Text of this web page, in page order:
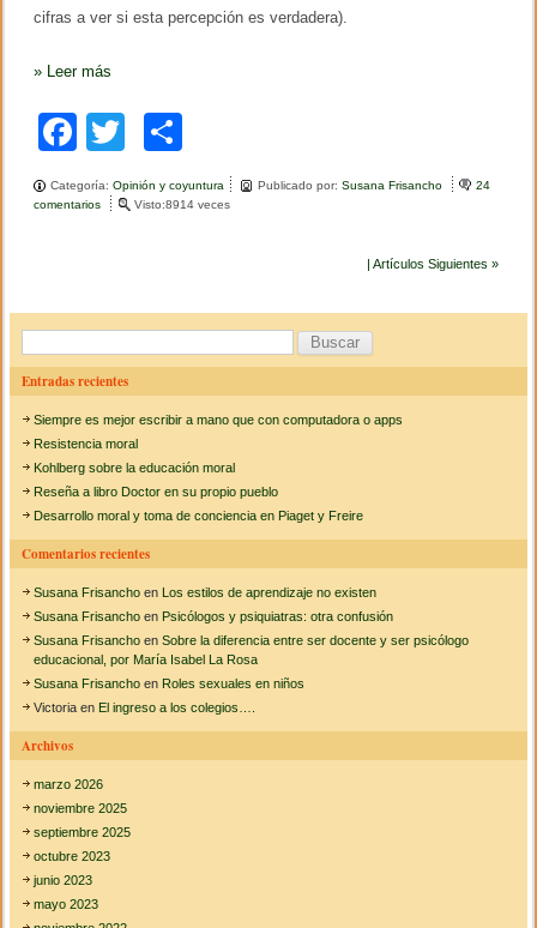
cifras a ver si esta percepción es verdadera).
» Leer más
F
a
c
o
o
k
wi
tt
m
tir
Categoría:Opinión y coyuntura Publicado por:Susana Frisancho
24
comentarios
s
i
t
o
l
a
h
m
o
s
u
a
l
i
d
e
a
e
Visto:8914 veces
| Artículos Siguientes »
u
c
a
Entradas recientes
Siempre es mejor escribir a mano que con computadora o apps
Resistencia moral
Kohlberg sobre la educación moral
Reseña a libro Doctor en su propio pueblo
Desarrollo moral y toma de conciencia en Piaget y Freire
Comentarios recientes
Susana Frisancho enLos estilos de aprendizaje no existen
Susana Frisancho enPsicólogos y psiquiatras: otra confusión
Susana Frisancho enSobre la diferencia entre ser docente y ser psicólogo
educacional, por María Isabel La Rosa
Susana Frisancho enRoles sexuales en niños
Victoria enEl ingreso a los colegios….
Archivos
marzo 2026
noviembre 2025
septiembre 2025
octubre 2023
junio 2023
mayo 2023